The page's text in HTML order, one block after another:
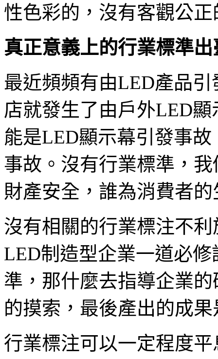
性色彩的，沒有客觀公
真正意義上的行業標準
最近頻頻有由LED產品
店就發生了由戶外LED
能是LED顯示幕引發事
事故。沒有行業標準，
財產安全，誰為消費者
沒有相關的行業標注不
LED制造型企業一道必
準，那什麼去指導企業
的摸索，最後產出的成
行業標注可以一定程度